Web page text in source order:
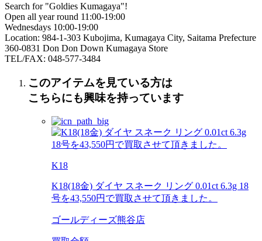
Search for "Goldies Kumagaya"!
Open all year round 11:00-19:00
Wednesdays 10:00-19:00
Location: 984-1-303 Kubojima, Kumagaya City, Saitama Prefecture
360-0831 Don Don Down Kumagaya Store
TEL/FAX: 048-577-3484
このアイテムを見ている方は
こちらにも興味を持っています
K18
K18(18金) ダイヤ スネーク リング 0.01ct 6.3g 18
号を43,550円で買取させて頂きました。
ゴールディーズ熊谷店